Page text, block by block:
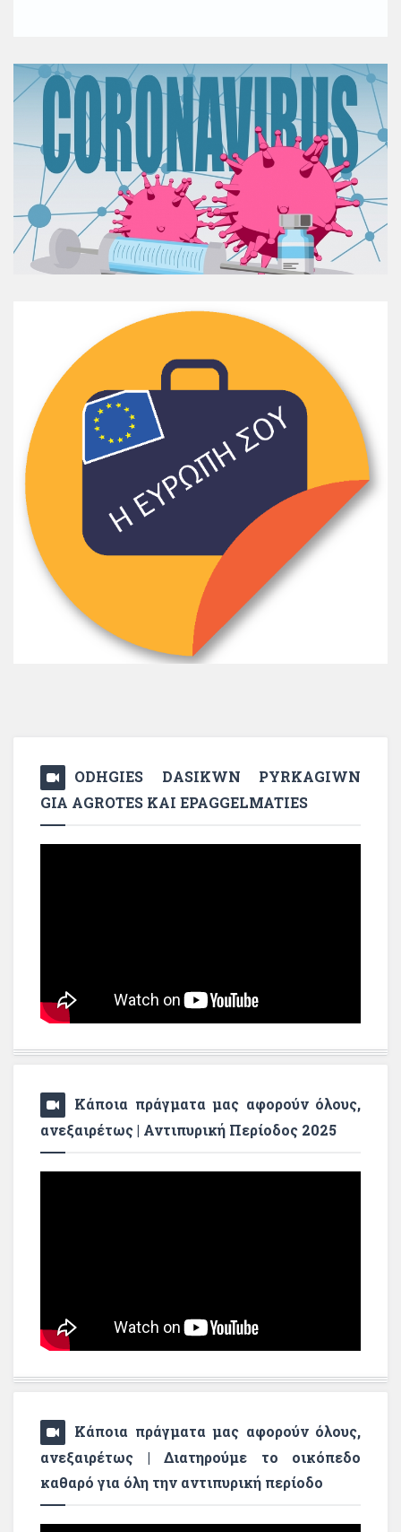
ODHGIES DASIKWN PYRKAGIWN
GIA AGROTES KAI EPAGGELMATIES
Κάποια πράγματα μας αφορούν όλους,
ανεξαιρέτως | Αντιπυρική Περίοδος 2025
Κάποια πράγματα μας αφορούν όλους,
ανεξαιρέτως | Διατηρούμε το οικόπεδο
καθαρό για όλη την αντιπυρική περίοδο